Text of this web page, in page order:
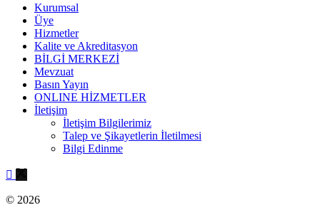
Kurumsal
Üye
Hizmetler
Kalite ve Akreditasyon
BİLGİ MERKEZİ
Mevzuat
Basın Yayın
ONLINE HİZMETLER
İletişim
İletişim Bilgilerimiz
Talep ve Şikayetlerin İletilmesi
Bilgi Edinme
© 2026